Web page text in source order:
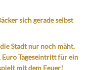
sich gerade selbst
Stadt nur noch mäht,
Euro Tageseintritt für ein
mit dem Feuer!